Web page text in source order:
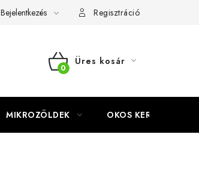
Bejelentkezés Regisztráció
KOSÁR
Üres kosár
MIKROZÖLDEK OKOS KERT